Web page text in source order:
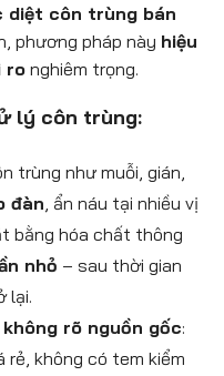
diệt côn trùng bán
phương pháp này hiệu
ro nghiêm trọng.
lý côn trùng:
trùng như muỗi, gián,
đàn , ẩn náu tại nhiều vị
bằng hóa chất thông
nhỏ – sau thời gian
lại.
rõ nguồn gốc:
không có tem kiểm